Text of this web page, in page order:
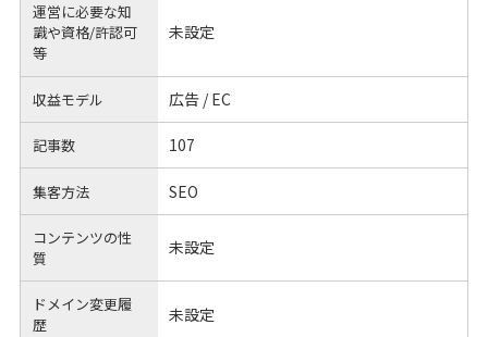
運営に必要な知
識や資格/許認可
等
未設定
収益モデル 広告 / EC
記事数 107
集客方法 SEO
コンテンツの性
質
未設定
ドメイン変更履
歴
未設定